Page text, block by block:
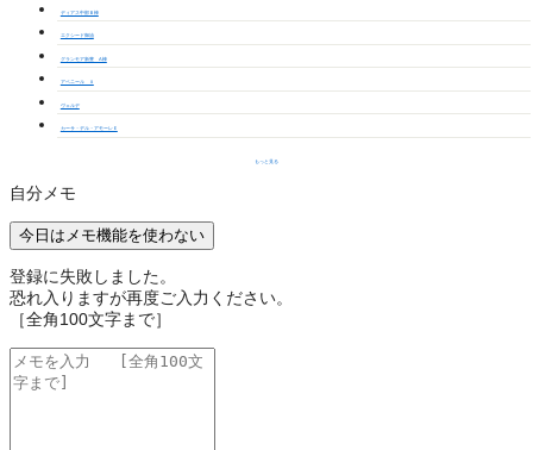
ディアス中部Ｂ棟
エクシード御油
グランモア新豊 A棟
アベニール Ａ
ヴェルデ
カーサ・デル・アモーレＥ
もっと見る
自分メモ
今日はメモ機能を使わない
登録に失敗しました。
恐れ入りますが再度ご入力ください。
［全角100文字まで］